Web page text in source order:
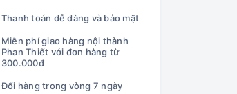
Thanh toán dễ dàng và bảo mật
Miễn phí giao hàng nội thành
Phan Thiết với đơn hàng từ
300.000đ
Đổi hàng trong vòng 7 ngày